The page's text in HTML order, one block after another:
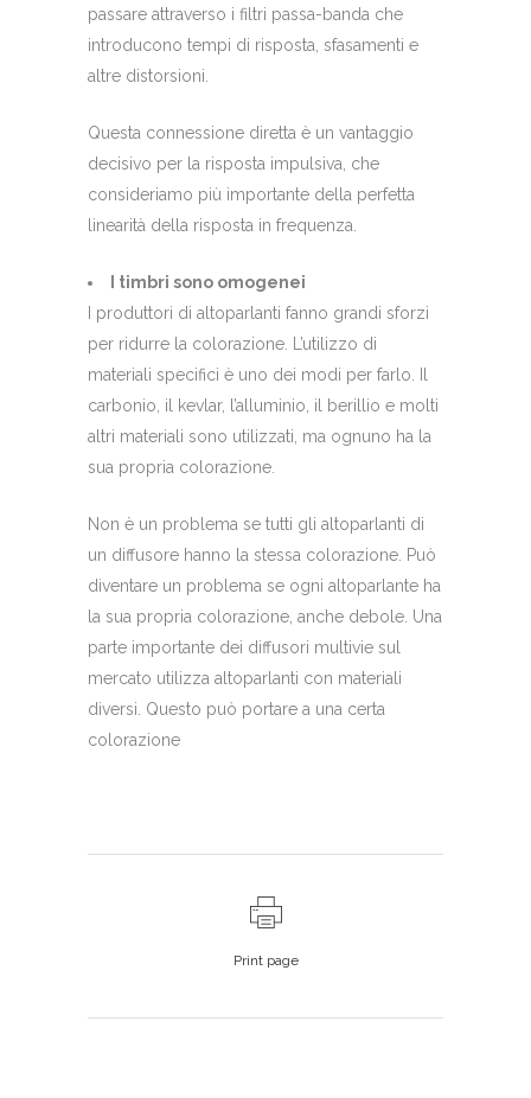
passare attraverso i filtri passa-banda che
introducono tempi di risposta, sfasamenti e
altre distorsioni.
Questa connessione diretta è un vantaggio
decisivo per la risposta impulsiva, che
consideriamo più importante della perfetta
linearità della risposta in frequenza.
I timbri sono omogenei
I produttori di altoparlanti fanno grandi sforzi
per ridurre la colorazione. L’utilizzo di
materiali specifici è uno dei modi per farlo. Il
carbonio, il kevlar, l’alluminio, il berillio e molti
altri materiali sono utilizzati, ma ognuno ha la
sua propria colorazione.
Non è un problema se tutti gli altoparlanti di
un diffusore hanno la stessa colorazione. Può
diventare un problema se ogni altoparlante ha
la sua propria colorazione, anche debole. Una
parte importante dei diffusori multivie sul
mercato utilizza altoparlanti con materiali
diversi. Questo può portare a una certa
colorazione
Print page